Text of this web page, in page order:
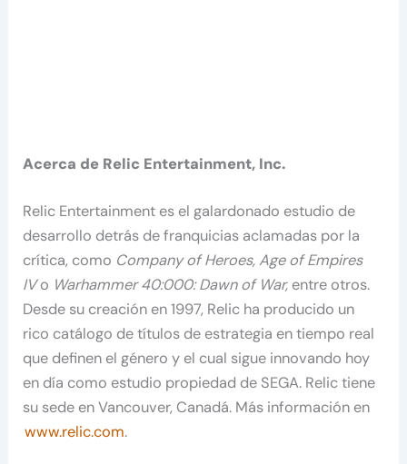
Acerca de Relic Entertainment, Inc.
Relic Entertainment es el galardonado estudio de
desarrollo detrás de franquicias aclamadas por la
crítica, como Company of Heroes, Age of Empires
IVo Warhammer 40:000: Dawn of War, entre otros.
Desde su creación en 1997, Relic ha producido un
rico catálogo de títulos de estrategia en tiempo real
que definen el género y el cual sigue innovando hoy
en día como estudio propiedad de SEGA. Relic tiene
su sede en Vancouver, Canadá. Más información en
www.relic.com.